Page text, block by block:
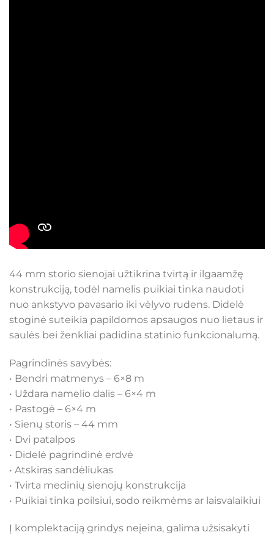
44 mm storio sienojai užtikrina tvirtą ir ilgaamžę
konstrukciją, todėl namelis puikiai tinka naudoti
nuo ankstyvo pavasario iki vėlyvo rudens. Didelė
stoginė suteikia papildomos apsaugos nuo lietaus ir
saulės bei ženkliai padidina statinio funkcionalumą.
Pagrindinės savybės:
• Bendri matmenys – 6×8 m
• Uždara namelio dalis – 6×4 m
• Pastogė – 6×4 m
• Sienų storis – 44 mm
• Dvi patalpos
• Didelė pagrindinė erdvė
• Atskiras sandėliukas
• Tvirta medinių sienojų konstrukcija
• Puikiai tinka poilsiui, sodo reikmėms ar laisvalaikiui
Į komplektaciją grindys neįeina, galima užsisakyti